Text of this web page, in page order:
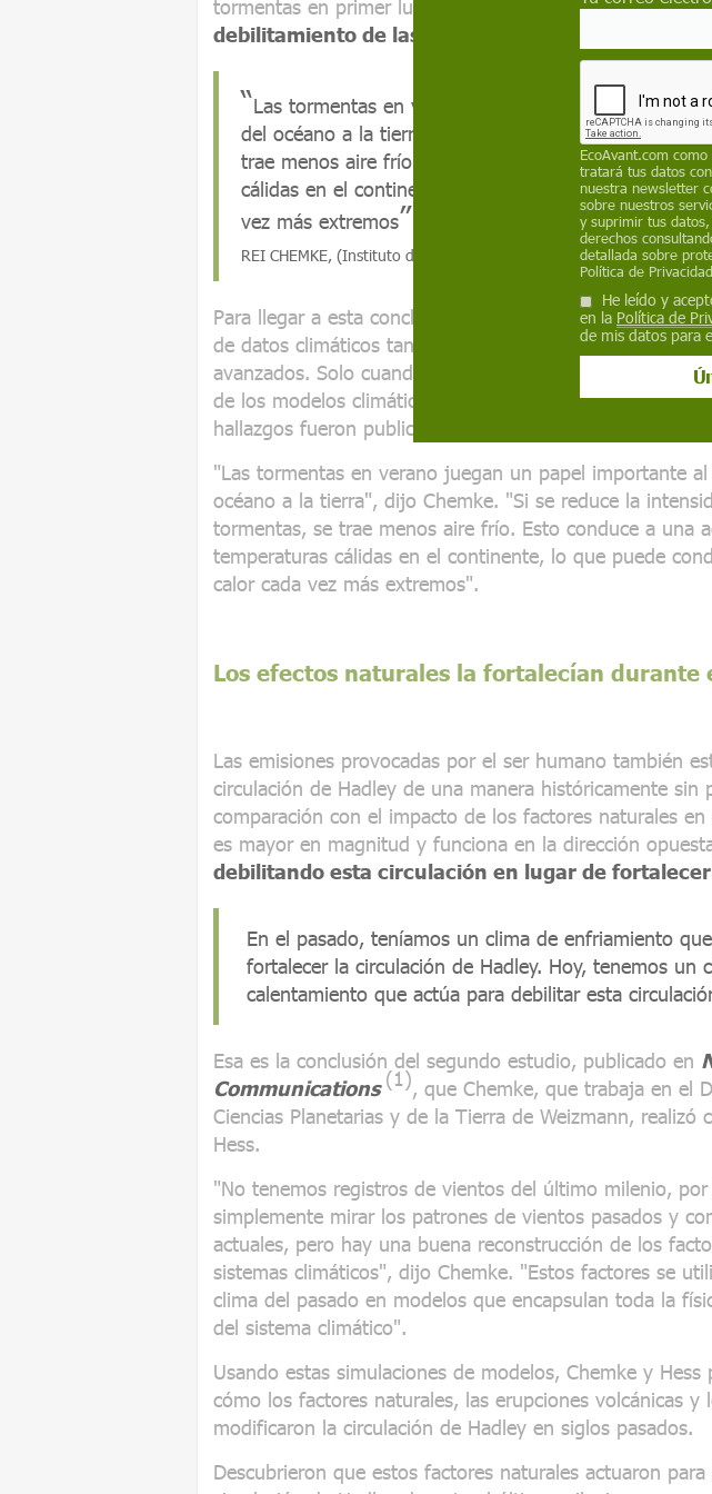
tormentas en primer lugar, se ha reducido, y esta
debilitamiento de las trayectorias de las tormentas
Las tormentas en verano juegan un papel
del océano a la tierra. Si se reduce la intensidad de
trae menos aire frío. Esto conduce a una
cálidas en el continente, lo que puede conducir a
vez más extremos
REI CHEMKE, (Instituto de Ciencias de Weizmann)
Para llegar a esta conclusión, los científicos/as
de datos climáticos tanto de observación como de
avanzados. Solo cuando se incluyeron las emisiones
de los modelos climáticos se pudo explicar el
hallazgos fueron publicados en npj Climate and
"Las tormentas en verano juegan un papel importante
océano a la tierra", dijo Chemke. "Si se reduce la
tormentas, se trae menos aire frío. Esto conduce a una
temperaturas cálidas en el continente, lo que puede
calor cada vez más extremos".
Los efectos naturales la fortalecían durante
Las emisiones provocadas por el ser humano también
circulación de Hadley de una manera históricamente sin
comparación con el impacto de los factores naturales
es mayor en magnitud y funciona en la dirección
debilitando esta circulación en lugar de
En el pasado, teníamos un clima de enfriamiento
fortalecer la circulación de Hadley. Hoy, tenemos un
calentamiento que actúa para debilitar esta
Esa es la conclusión del segundo estudio, publicado en
Communications(1), que Chemke, que trabaja en el
Ciencias Planetarias y de la Tierra de Weizmann, realizó
Hess.
"No tenemos registros de vientos del último milenio,
simplemente mirar los patrones de vientos pasados y
actuales, pero hay una buena reconstrucción de los
sistemas climáticos", dijo Chemke. "Estos factores se
clima del pasado en modelos que encapsulan toda la
del sistema climático".
Usando estas simulaciones de modelos, Chemke y
cómo los factores naturales, las erupciones volcánicas y
modificaron la circulación de Hadley en siglos pasados.
Descubrieron que estos factores naturales actuaron
EcoAvant.com como
tratará tus datos
nuestra newsletter
sobre nuestros
y suprimir tus
derechos
detallada sobre
Política de Privacidad
He leído y
en la Política de
de mis datos para